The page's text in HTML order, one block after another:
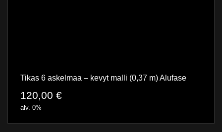
Tikas 6 askelmaa – kevyt malli (0,37 m) Alufase
120,00 €
alv. 0%